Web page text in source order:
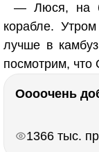
— Люся, на
корабле.
лучше в
посмотрим,
1366 тыс.